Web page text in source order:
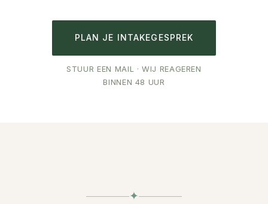
PLAN JE INTAKEGESPREK
STUUR EEN MAIL · WIJ REAGEREN
BINNEN 48 UUR
✦